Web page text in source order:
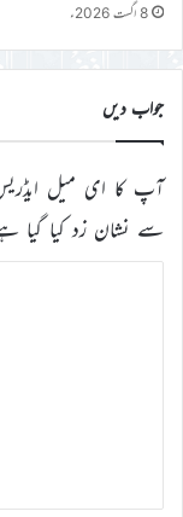
8 اگست 2026ء
جواب دیں
آپ کا ای میل
سے نشان زد کیا گیا